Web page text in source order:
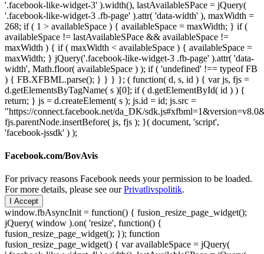
'.facebook-like-widget-3' ).width(), lastAvailableSPace = jQuery(
'.facebook-like-widget-3 .fb-page' ).attr( 'data-width' ), maxWidth =
268; if ( 1 > availableSpace ) { availableSpace = maxWidth; } if (
availableSpace != lastAvailableSPace && availableSpace !=
maxWidth ) { if ( maxWidth < availableSpace ) { availableSpace =
maxWidth; } jQuery('.facebook-like-widget-3 .fb-page' ).attr( 'data-
width', Math.floor( availableSpace ) ); if ( 'undefined' !== typeof FB
) { FB.XFBML.parse(); } } } }; ( function( d, s, id ) { var js, fjs =
d.getElementsByTagName( s )[0]; if ( d.getElementById( id ) ) {
return; } js = d.createElement( s ); js.id = id; js.src =
"https://connect.facebook.net/da_DK/
fjs.parentNode.insertBefore( js, fjs ); }( document, 'script',
'facebook-jssdk' ) );
Facebook.com/BovAvis
For privacy reasons Facebook needs your permission to be loaded.
For more details, please see ourPrivatlivspolitik.
I Accept
window.fbAsyncInit = function() { fusion_resize_page_widget();
jQuery( window ).on( 'resize', function() {
fusion_resize_page_widget(); }); function
fusion_resize_page_widget() { var availableSpace = jQuery(